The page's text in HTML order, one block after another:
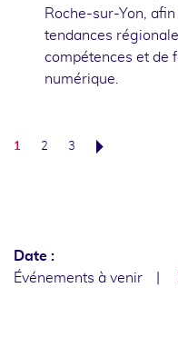
Roche-sur-Yon,
tendances
compétences et de
numérique.
1 2 3
Date :
Événements à venir